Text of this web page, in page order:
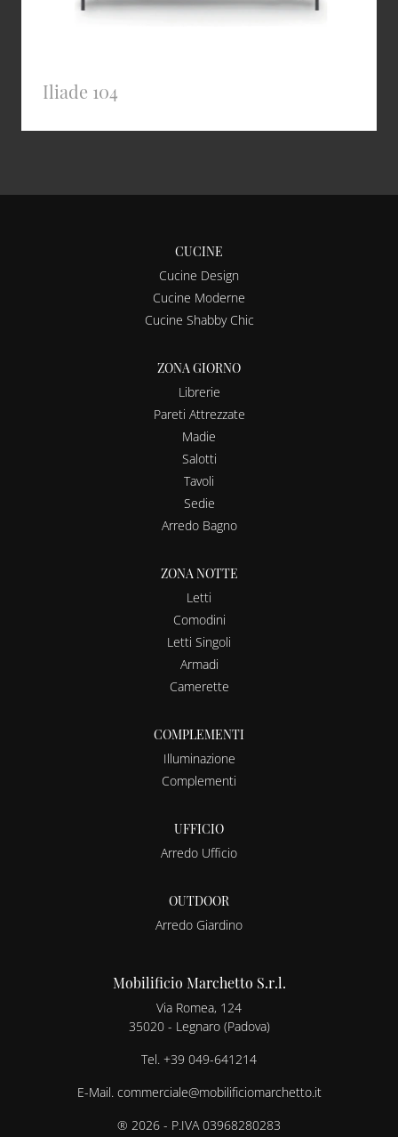
Iliade 104
CUCINE
Cucine Design
Cucine Moderne
Cucine Shabby Chic
ZONA GIORNO
Librerie
Pareti Attrezzate
Madie
Salotti
Tavoli
Sedie
Arredo Bagno
ZONA NOTTE
Letti
Comodini
Letti Singoli
Armadi
Camerette
COMPLEMENTI
Illuminazione
Complementi
UFFICIO
Arredo Ufficio
OUTDOOR
Arredo Giardino
Mobilificio Marchetto S.r.l.
Via Romea, 124
35020 - Legnaro (Padova)
Tel. +39 049-641214
E-Mail. commerciale@mobilificiomarchetto.it
® 2026 - P.IVA 03968280283